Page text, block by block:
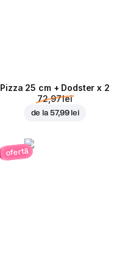
Pizza 25 cm + Dodster x 2
72,97 lei
de la 57,99 lei
ofertă